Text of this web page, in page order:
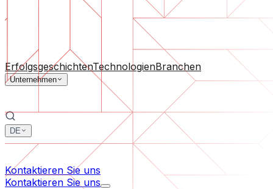
Nach Unternehmensgröße
Für mittelständische Unternehmen
Alle Dienstleistungen
ErfolgsgeschichtenTechnologienBranchen
Unternehmen
DE
한국어
Kontaktieren Sie uns
Kontaktieren Sie uns